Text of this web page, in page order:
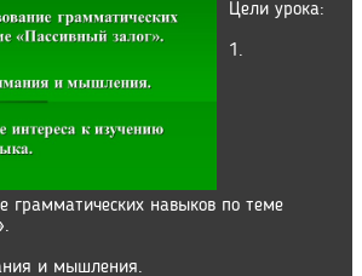
Цели урока:
1.
грамматических навыков по теме
и мышления.